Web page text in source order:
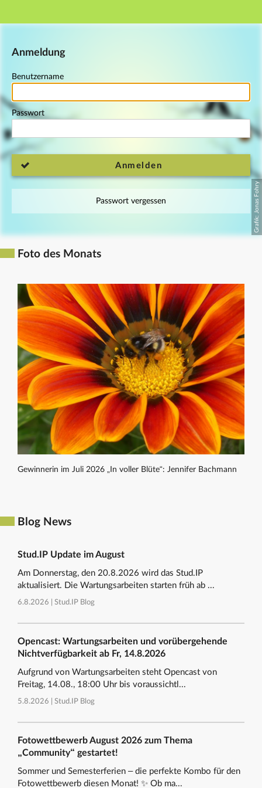
Hauptnavigation
Anmeldung
Benutzername
Passwort
Anmelden
Passwort vergessen
Foto des Monats
Gewinnerin im Juli 2026 „In voller Blüte“: Jennifer Bachmann
Blog News
Stud.IP Update im August
Am Donnerstag, den 20.8.2026 wird das Stud.IP
aktualisiert. Die Wartungsarbeiten starten früh ab ...
6.8.2026 | Stud.IP Blog
Opencast: Wartungsarbeiten und vorübergehende
Nichtverfügbarkeit ab Fr, 14.8.2026
Aufgrund von Wartungsarbeiten steht Opencast von
Freitag, 14.08., 18:00 Uhr bis voraussichtl...
5.8.2026 | Stud.IP Blog
Fotowettbewerb August 2026 zum Thema
„Community“ gestartet!
Sommer und Semesterferien – die perfekte Kombo für den
Fotowettbewerb diesen Monat! ✨ Ob ma...